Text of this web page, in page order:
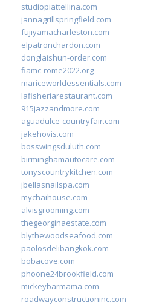
studiopiattellina.com
jannagrillspringfield.com
fujiyamacharleston.com
elpatronchardon.com
donglaishun-order.com
fiamc-rome2022.org
mariceworldessentials.com
lafisheriarestaurant.com
915jazzandmore.com
aguadulce-countryfair.com
jakehovis.com
bosswingsduluth.com
birminghamautocare.com
tonyscountrykitchen.com
jbellasnailspa.com
mychaihouse.com
alvisgrooming.com
thegeorginaestate.com
blythewoodseafood.com
paolosdelibangkok.com
bobacove.com
phoone24brookfield.com
mickeybarmama.com
roadwayconstructioninc.com